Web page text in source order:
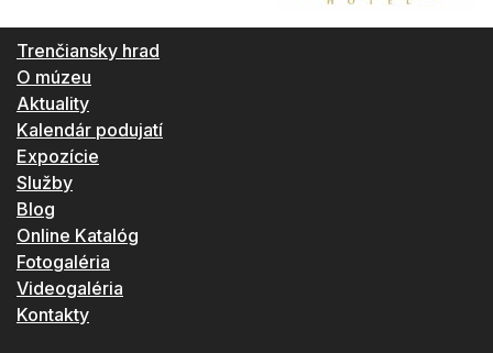
Trenčiansky hrad
O múzeu
Aktuality
Kalendár podujatí
Expozície
Služby
Blog
Online Katalóg
Fotogaléria
Videogaléria
Kontakty